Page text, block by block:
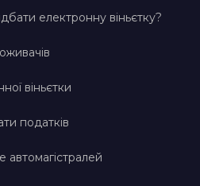
електронну віньєтку?
віньєтки
податків
автомагістралей